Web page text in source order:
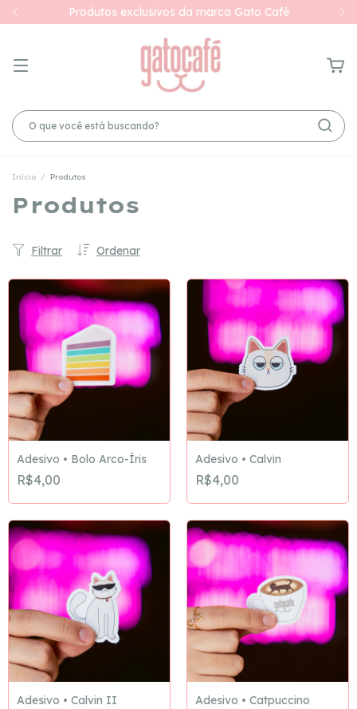
Produtos exclusivos da marca Gato Café
Início / Produtos
Produtos
Ordenar
Filtrar
Adesivo • Bolo Arco-Íris
R$4,00
Adesivo • Calvin
R$4,00
Adesivo • Calvin II Adesivo • Catpuccino